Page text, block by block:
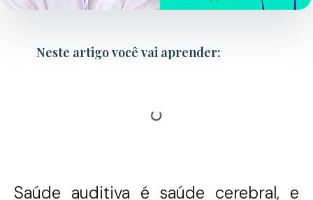
Neste artigo você vai aprender:
Saúde auditiva é saúde cerebral, e